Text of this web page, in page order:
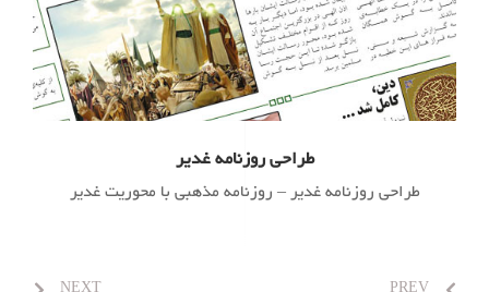
طراحی روزنامه غدیر
طراحی روزنامه غدیر – روزنامه مذهبی با محوریت غدیر